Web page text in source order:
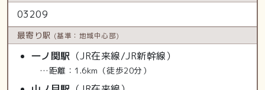
03209
最寄り駅 (基準：地域中心部)
一ノ関駅 （JR在来線/JR新幹線）
…距離：1.6km（徒歩20分）